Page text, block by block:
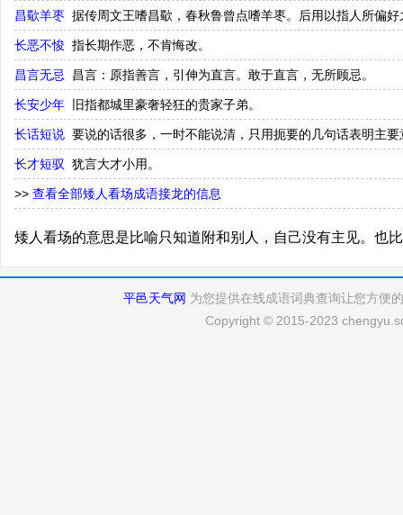
昌歜羊枣 据传周文王嗜昌歜，春秋鲁曾点嗜羊枣。后用以指人所偏好
长恶不悛 指长期作恶，不肯悔改。
昌言无忌 昌言：原指善言，引伸为直言。敢于直言，无所顾忌。
长安少年 旧指都城里豪奢轻狂的贵家子弟。
长话短说 要说的话很多，一时不能说清，只用扼要的几句话表明主要
长才短驭 犹言大才小用。
>> 查看全部矮人看场成语接龙的信息
矮人看场的意思是比喻只知道附和别人，自己没有主见。也
平邑天气网 为您提供在线成语词典查询让您方便
Copyright © 2015-2023